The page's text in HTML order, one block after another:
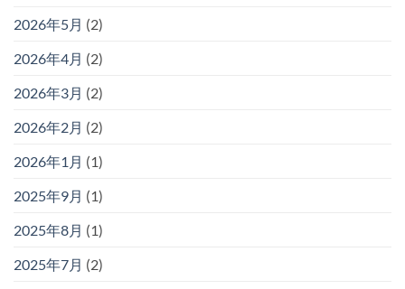
2026年5月 (2)
2026年4月 (2)
2026年3月 (2)
2026年2月 (2)
2026年1月 (1)
2025年9月 (1)
2025年8月 (1)
2025年7月 (2)